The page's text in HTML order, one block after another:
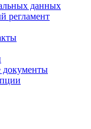
данных
регламент
документы